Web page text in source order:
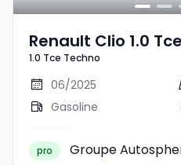
Renault Clio 1.0
1.0 Tce Techno
06/2025
Gasoline
pro Groupe